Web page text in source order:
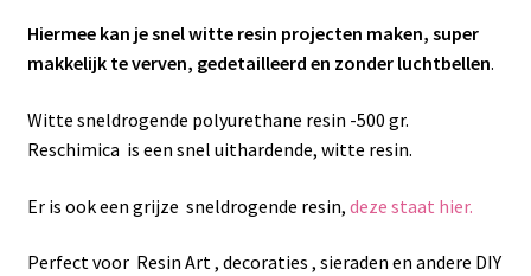
Hiermee kan je snel witte resin projecten maken, super
makkelijk te verven, gedetailleerd en zonder luchtbellen.
Witte sneldrogende polyurethane resin -500 gr.
Reschimica is een snel uithardende, witte resin.
Er is ook een grijze sneldrogende resin, deze staat hier.
Perfect voor Resin Art , decoraties , sieraden en andere DIY